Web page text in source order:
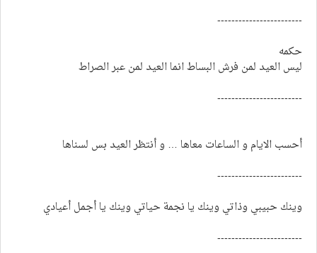
------------------------
حكمه
ليس العيد لمن فرش البساط انما العيد لمن عبر الصراط
------------------------
أحسب الايام و الساعات معاها … و أنتظر العيد بس لسناها
------------------------
وينك حبيبي وذاتي وينك يا نجمة حياتي وينك يا أجمل أعيادي
------------------------